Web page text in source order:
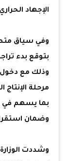
الإجهاد
وفي سياق
بتوقع بدء
وذلك مع
مرحلة الإنتاج
بما يسهم في
وضمان
وشددت